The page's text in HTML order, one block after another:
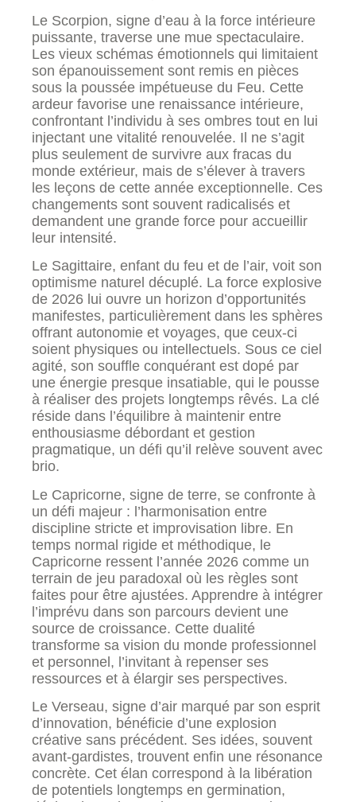
Le Scorpion, signe d’eau à la force intérieure
puissante, traverse une mue spectaculaire.
Les vieux schémas émotionnels qui limitaient
son épanouissement sont remis en pièces
sous la poussée impétueuse du Feu. Cette
ardeur favorise une renaissance intérieure,
confrontant l’individu à ses ombres tout en lui
injectant une vitalité renouvelée. Il ne s’agit
plus seulement de survivre aux fracas du
monde extérieur, mais de s’élever à travers
les leçons de cette année exceptionnelle. Ces
changements sont souvent radicalisés et
demandent une grande force pour accueillir
leur intensité.
Le Sagittaire, enfant du feu et de l’air, voit son
optimisme naturel décuplé. La force explosive
de 2026 lui ouvre un horizon d’opportunités
manifestes, particulièrement dans les sphères
offrant autonomie et voyages, que ceux-ci
soient physiques ou intellectuels. Sous ce ciel
agité, son souffle conquérant est dopé par
une énergie presque insatiable, qui le pousse
à réaliser des projets longtemps rêvés. La clé
réside dans l’équilibre à maintenir entre
enthousiasme débordant et gestion
pragmatique, un défi qu’il relève souvent avec
brio.
Le Capricorne, signe de terre, se confronte à
un défi majeur : l’harmonisation entre
discipline stricte et improvisation libre. En
temps normal rigide et méthodique, le
Capricorne ressent l’année 2026 comme un
terrain de jeu paradoxal où les règles sont
faites pour être ajustées. Apprendre à intégrer
l’imprévu dans son parcours devient une
source de croissance. Cette dualité
transforme sa vision du monde professionnel
et personnel, l’invitant à repenser ses
ressources et à élargir ses perspectives.
Le Verseau, signe d’air marqué par son esprit
d’innovation, bénéficie d’une explosion
créative sans précédent. Ses idées, souvent
avant-gardistes, trouvent enfin une résonance
concrète. Cet élan correspond à la libération
de potentiels longtemps en germination,